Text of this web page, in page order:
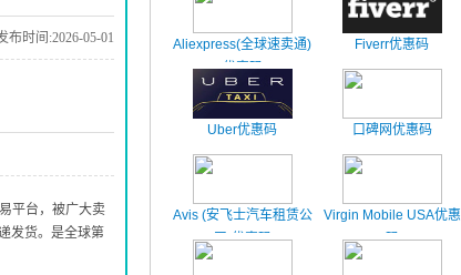
布时间:2026-05-01
平台，被广大卖
发货。是全球第
Aliexpress(全球速卖通)
优惠码
Fiverr优惠码
Uber优惠码 口碑网优惠码
Avis (安飞士汽车租赁公
司)优惠码
Virgin Mobile USA优惠
码